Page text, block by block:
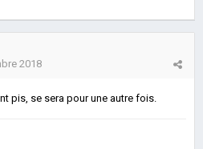
2018
pis, se sera pour une autre fois.